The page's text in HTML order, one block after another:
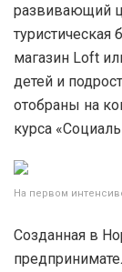
развивающий
туристическая
магазин Loft
детей и
отобраны на
курса
На первом
Созданная в